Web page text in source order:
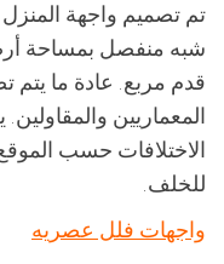
تم تصميم واجهة
شبه منفصل بمساحة
قدم مربع. عادة ما يتم
المعماريين
الاختلافات حسب
للخلف.
واجهات فلل عصريه